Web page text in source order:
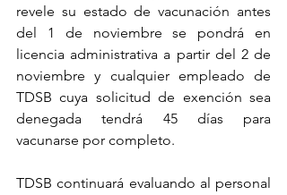
revele su estado de vacunación antes
del 1 de noviembre se pondrá en
licencia administrativa a partir del 2 de
noviembre y cualquier empleado de
TDSB cuya solicitud de exención sea
denegada tendrá 45 días para
vacunarse por completo.
TDSB continuará evaluando al personal